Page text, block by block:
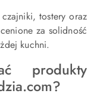
tostery oraz
za solidność
kuchni.
produkty